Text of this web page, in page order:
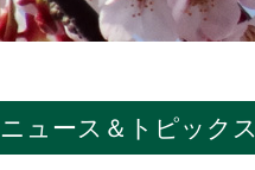
ニュース＆トピックス